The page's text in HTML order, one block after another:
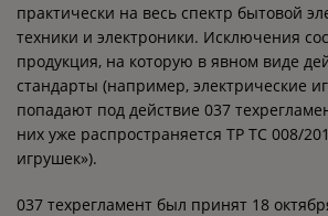
практически на весь спектр бытовой
техники и электроники. Исключения
продукция, на которую в явном виде
стандарты (например, электрические
попадают под действие 037
них уже распространяется ТР ТС 008/
игрушек»).
037 техрегламент был принят 18